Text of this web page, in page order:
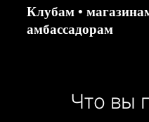
Клубам •
амбассадорам
Что вы